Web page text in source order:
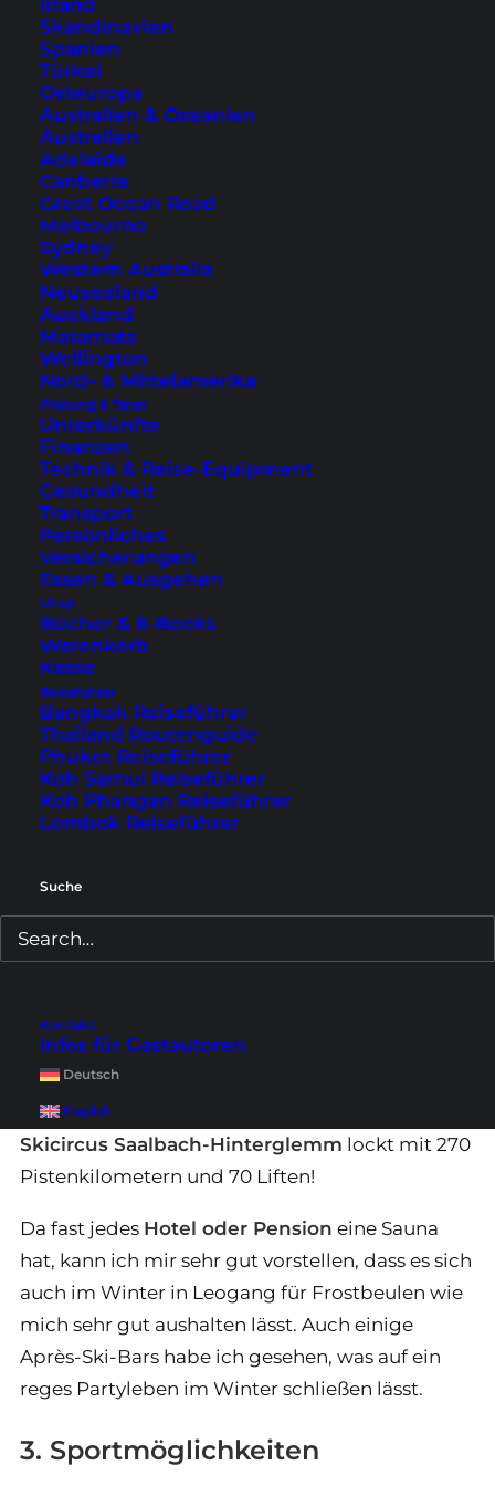
Irland
Skandinavien
Spanien
Türkei
Osteuropa
Australien & Ozeanien
Australien
Adelaide
Canberra
Great Ocean Road
Melbourne
Sydney
Western Australia
Neuseeland
Auckland
Matamata
Wellington
Nord- & Mittelamerika
Planung & Tipps
Unterkünfte
Finanzen
Technik & Reise-Equipment
Gesundheit
Transport
Persönliches
Versicherungen
Essen & Ausgehen
Shop
Bücher & E-Books
Warenkorb
Kasse
Reiseführer
Bangkok Reiseführer
Thailand Routenguide
Phuket Reiseführer
Koh Samui Reiseführer
Koh Phangan Reiseführer
Lombok Reiseführer
Suche
Kontakt
Infos für Gastautoren
Deutsch
English
Bergkulisse irgendwie wieder aushaltbar.
Aussicht auf die Leoganger Steinberge
Im Sommer blühen überall auf den Wiesen wild
die buntesten Bergblumen und Kräuter, die
dafür sorgen, dass die Milch der sie
konsumierenden Kühe besonders gut schmeckt.
Selbst in der Hochsaison im Sommer konnte ich
immer noch ruhige Ecken finden – d.h. es
verläuft sich ganz gut. Das kann natürlich im
Winter anders sein.
2. Winterträume
Ich selbst war im Winter noch nicht in Leogang,
es ist aber fest eingeplant – dann gibt es
natürlich auch für dich ein Update an dieser
Stelle. Nur schon mal die Fakten für dich: Der
Skicircus Saalbach-Hinterglemm lockt mit 270
Pistenkilometern und 70 Liften!
Da fast jedes Hotel oder Pension eine Sauna
hat, kann ich mir sehr gut vorstellen, dass es sich
auch im Winter in Leogang für Frostbeulen wie
mich sehr gut aushalten lässt. Auch einige
Après-Ski-Bars habe ich gesehen, was auf ein
reges Partyleben im Winter schließen lässt.
3. Sportmöglichkeiten